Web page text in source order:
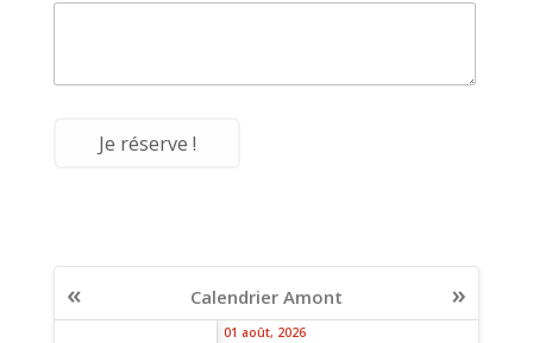
« Calendrier Amont »
01 août, 2026